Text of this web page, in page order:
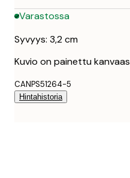
Varastossa
Syvyys: 3,2 cm
Kuvio on painettu
CANPS51264-5
Hintahistoria